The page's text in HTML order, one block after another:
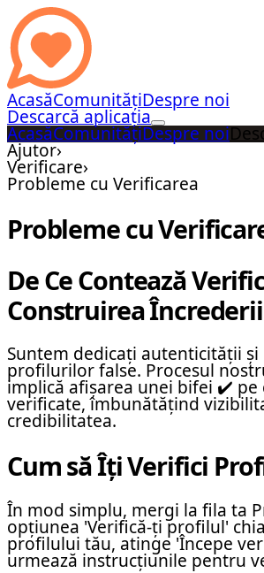
AcasăComunitățiDespre noi
Descarcă aplicația
AcasăComunitățiDespre noi
Ajutor›
Verificare›
Probleme cu Verificarea
Probleme cu
De Ce Contează
Construirea Încrederii
Suntem dedicați autenticității și
profilurilor false. Procesul
implică afișarea unei bifei ✔️ pe
verificate, îmbunătățind
credibilitatea.
Cum să Îți Verifici
În mod simplu, mergi la fila ta
opțiunea 'Verifică-ți profilul'
profilului tău, atinge 'Începe
urmează instrucțiunile pentru